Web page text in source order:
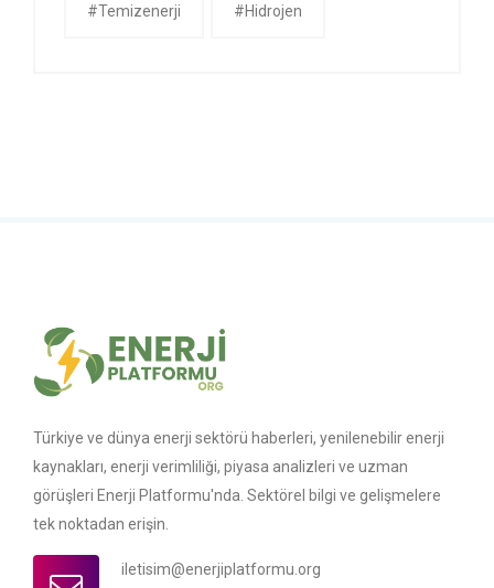
#temizenerji #Hidrojen
Türkiye ve dünya enerji sektörü haberleri, yenilenebilir enerji
kaynakları, enerji verimliliği, piyasa analizleri ve uzman
görüşleri Enerji Platformu'nda. Sektörel bilgi ve gelişmelere
tek noktadan erişin.
iletisim@enerjiplatformu.org